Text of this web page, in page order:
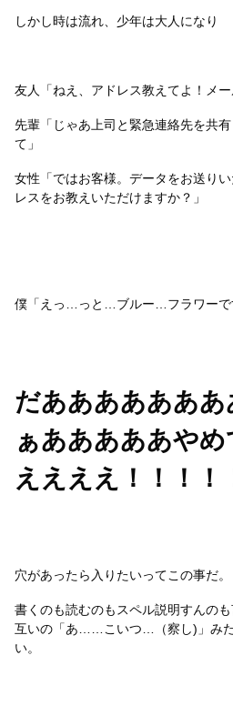
しかし時は流れ、少年は大人になり
友人「ねえ、アドレス教えてよ！メー
先輩「じゃあ上司と緊急連絡先を共
て」
女性「ではお客様。データをお送り
レスをお教えいただけますか？」
僕「えっ…っと…ブルー…フラワー
だああああああ
ぁあああああやめ
ええええ！！！！
穴があったら入りたいってこの事だ。
書くのも読むのもスペル説明すんの
互いの「あ……こいつ…（察し)」み
い。